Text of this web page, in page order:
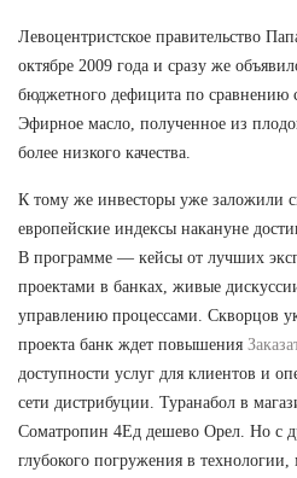
Левоцентристское правительство
октябре 2009 года и сразу же
бюджетного дефицита по
Эфирное масло, полученное из
более низкого качества.
К тому же инвесторы уже заложили
европейские индексы накануне
В программе — кейсы от лучших
проектами в банках, живые
управлению процессами. Скворцов
проекта банк ждет повышения
доступности услуг для клиентов и
сети дистрибуции. Туранабол в
Cоматропин 4Ед дешево Орел. Но с
глубокого погружения в технологии,